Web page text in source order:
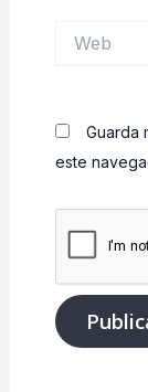
Guarda
este